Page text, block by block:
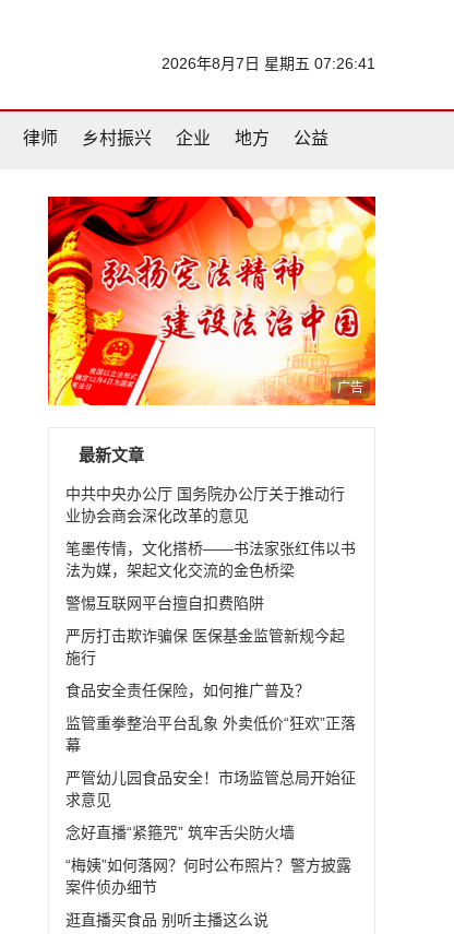
2026年8月7日 星期五 07:26:41
律师 乡村振兴 企业 地方 公益
广告
最新文章
中共中央办公厅 国务院办公厅关于推动行
业协会商会深化改革的意见
笔墨传情，文化搭桥——书法家张红伟以书
法为媒，架起文化交流的金色桥梁
警惕互联网平台擅自扣费陷阱
严厉打击欺诈骗保 医保基金监管新规今起
施行
食品安全责任保险，如何推广普及？
监管重拳整治平台乱象 外卖低价“狂欢”正落
幕
严管幼儿园食品安全！市场监管总局开始征
求意见
念好直播“紧箍咒” 筑牢舌尖防火墙
“梅姨”如何落网？何时公布照片？警方披露
案件侦办细节
逛直播买食品 别听主播这么说